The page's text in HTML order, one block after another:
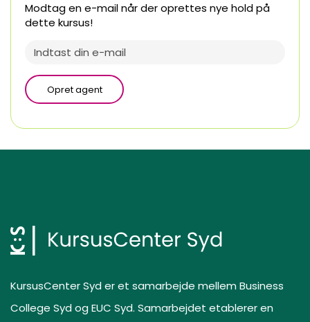
Modtag en e-mail når der oprettes nye hold på
dette kursus!
Opret agent
KursusCenter Syd er et samarbejde mellem Business
College Syd og EUC Syd. Samarbejdet etablerer en